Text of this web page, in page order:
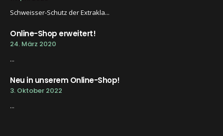
Schweisser-Schutz der Extrakla...
Online-Shop erweitert!
24. März 2020
...
Neu in unserem Online-Shop!
3. Oktober 2022
...